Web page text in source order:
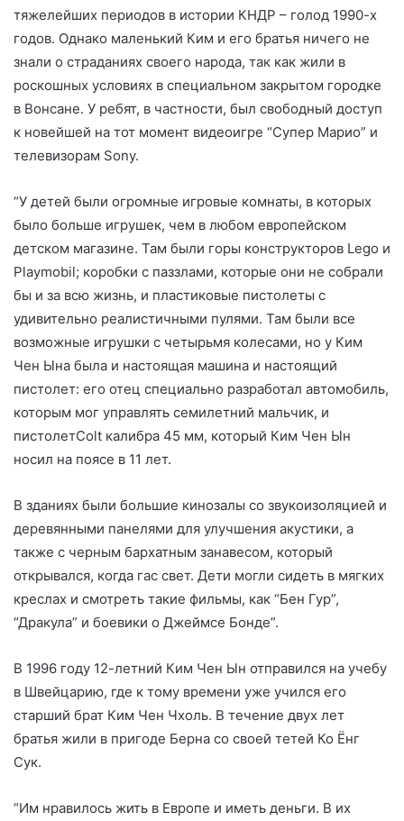
тяжелейших периодов в истории КНДР – голод 1990-х
годов. Однако маленький Ким и его братья ничего не
знали о страданиях своего народа, так как жили в
роскошных условиях в специальном закрытом городке
в Вонсане. У ребят, в частности, был свободный доступ
к новейшей на тот момент видеоигре “Супер Марио” и
телевизорам Sony.
“У детей были огромные игровые комнаты, в которых
было больше игрушек, чем в любом европейском
детском магазине. Там были горы конструкторов Lego и
Playmobil; коробки с паззлами, которые они не собрали
бы и за всю жизнь, и пластиковые пистолеты с
удивительно реалистичными пулями. Там были все
возможные игрушки с четырьмя колесами, но у Ким
Чен Ына была и настоящая машина и настоящий
пистолет: его отец специально разработал автомобиль,
которым мог управлять семилетний мальчик, и
пистолетColt калибра 45 мм, который Ким Чен Ын
носил на поясе в 11 лет.
В зданиях были большие кинозалы со звукоизоляцией и
деревянными панелями для улучшения акустики, а
также с черным бархатным занавесом, который
открывался, когда гас свет. Дети могли сидеть в мягких
креслах и смотреть такие фильмы, как “Бен Гур”,
“Дракула” и боевики о Джеймсе Бонде”.
В 1996 году 12-летний Ким Чен Ын отправился на учебу
в Швейцарию, где к тому времени уже учился его
старший брат Ким Чен Чхоль. В течение двух лет
братья жили в пригоде Берна со своей тетей Ко Ёнг
Сук.
“Им нравилось жить в Европе и иметь деньги. В их